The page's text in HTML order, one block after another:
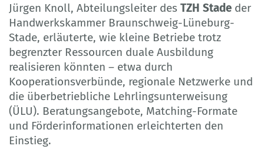
Jürgen Knoll, Abteilungsleiter des TZH Stade der
Handwerkskammer Braunschweig-Lüneburg-
Stade, erläuterte, wie kleine Betriebe trotz
begrenzter Ressourcen duale Ausbildung
realisieren könnten – etwa durch
Kooperationsverbünde, regionale Netzwerke und
die überbetriebliche Lehrlingsunterweisung
(ÜLU). Beratungsangebote, Matching-Formate
und Förderinformationen erleichterten den
Einstieg.